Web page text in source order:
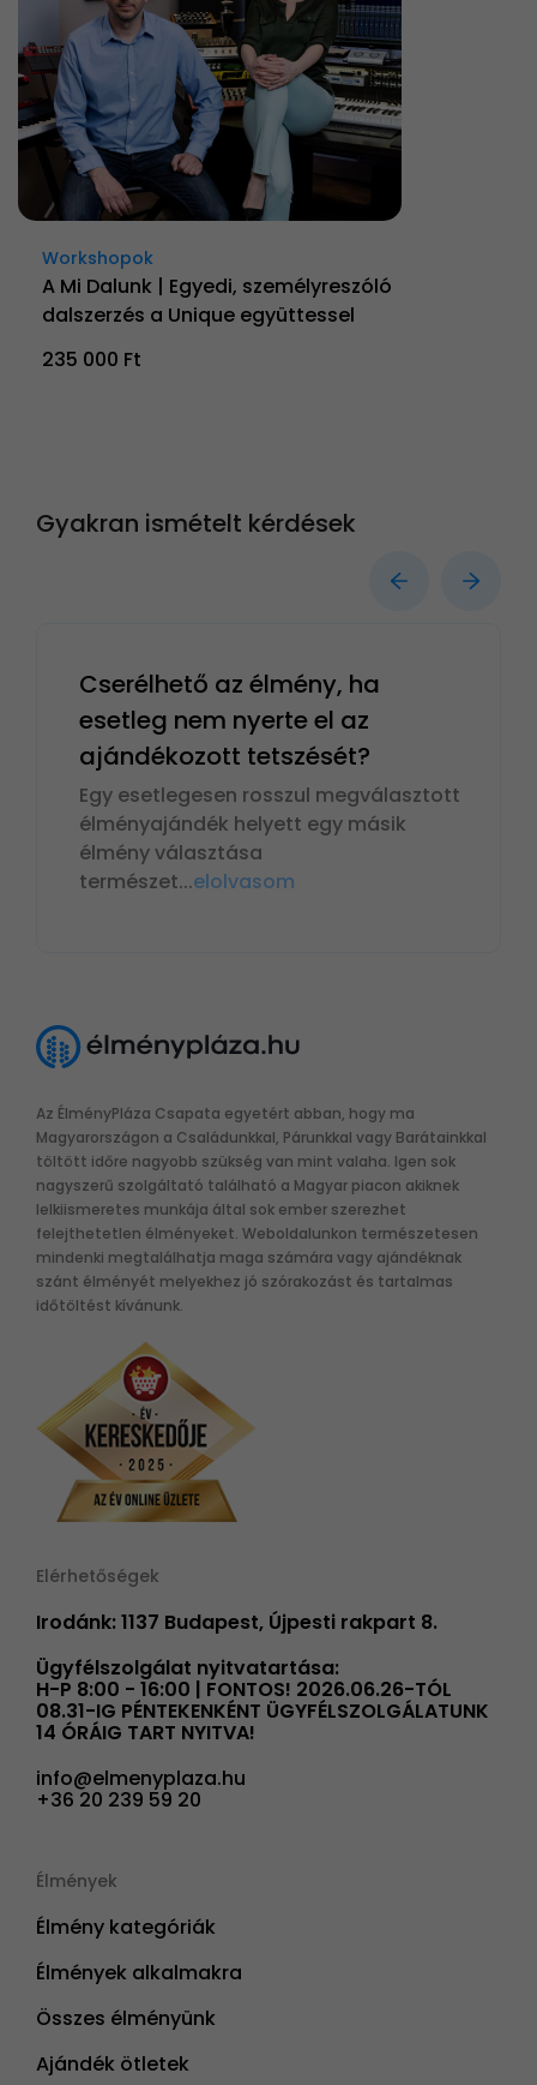
Workshopok
A Mi Dalunk | Egyedi, személyreszóló
dalszerzés a Unique együttessel
235 000 Ft
Gyakran ismételt kérdések
Cserélhető az élmény, ha
esetleg nem nyerte el az
ajándékozott tetszését?
Egy esetlegesen rosszul megválasztott
élményajándék helyett egy másik
élmény választása
természet...elolvasom
Az ÉlményPláza Csapata egyetért abban, hogy ma
Magyarországon a Családunkkal, Párunkkal vagy Barátainkkal
töltött időre nagyobb szükség van mint valaha. Igen sok
nagyszerű szolgáltató található a Magyar piacon akiknek
lelkiismeretes munkája által sok ember szerezhet
felejthetetlen élményeket. Weboldalunkon természetesen
mindenki megtalálhatja maga számára vagy ajándéknak
szánt élményét melyekhez jó szórakozást és tartalmas
időtöltést kívánunk.
Elérhetőségek
Irodánk: 1137 Budapest, Újpesti rakpart 8.
Ügyfélszolgálat nyitvatartása:
H-P 8:00 - 16:00 | FONTOS! 2026.06.26-TÓL
08.31-IG PÉNTEKENKÉNT ÜGYFÉLSZOLGÁLATUNK
14 ÓRÁIG TART NYITVA!
info@elmenyplaza.hu
+36 20 239 59 20
Élmények
Élmény kategóriák
Élmények alkalmakra
Összes élményünk
Ajándék ötletek